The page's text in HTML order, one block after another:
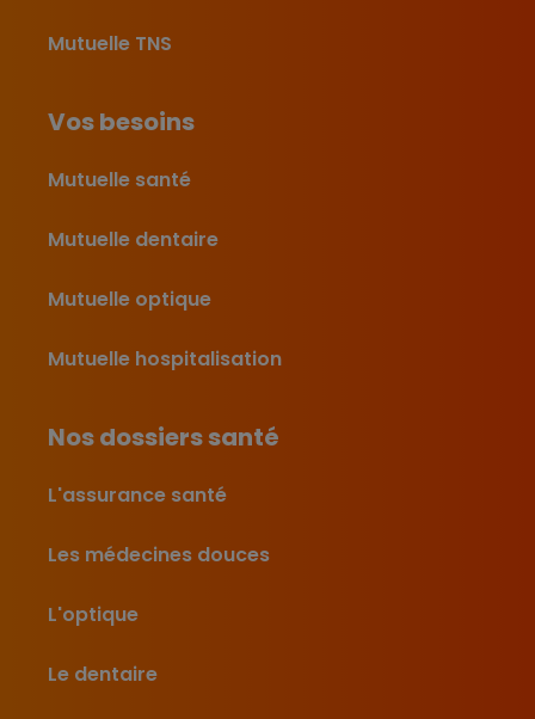
Mutuelle TNS
Vos besoins
Mutuelle santé
Mutuelle dentaire
Mutuelle optique
Mutuelle hospitalisation
Nos dossiers santé
L'assurance santé
Les médecines douces
L'optique
Le dentaire